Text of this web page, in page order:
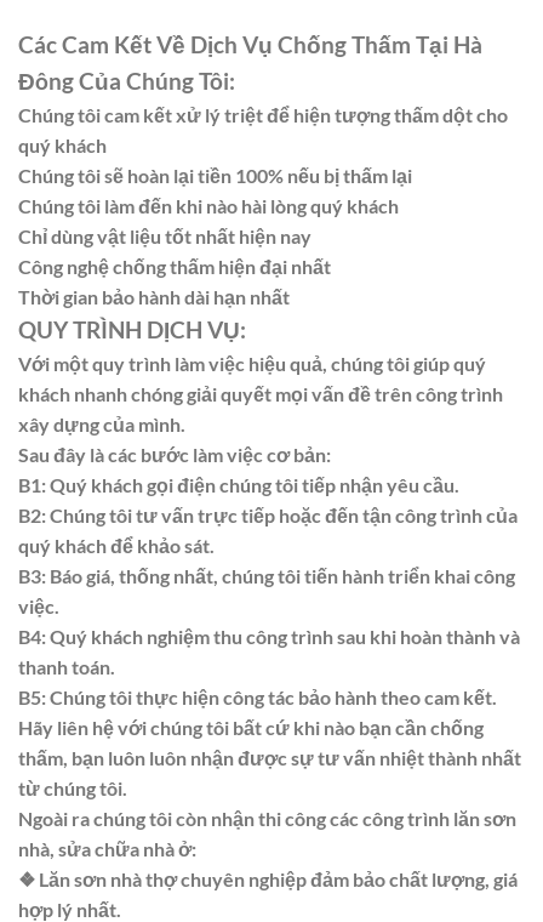
Các Cam Kết Về Dịch Vụ Chống Thấm Tại Hà
Đông Của Chúng Tôi:
Chúng tôi cam kết xử lý triệt để hiện tượng thấm dột cho
quý khách
Chúng tôi sẽ hoàn lại tiền 100% nếu bị thấm lại
Chúng tôi làm đến khi nào hài lòng quý khách
Chỉ dùng vật liệu tốt nhất hiện nay
Công nghệ chống thấm hiện đại nhất
Thời gian bảo hành dài hạn nhất
QUY TRÌNH DỊCH VỤ:
Với một quy trình làm việc hiệu quả, chúng tôi giúp quý
khách nhanh chóng giải quyết mọi vấn đề trên công trình
xây dựng của mình.
Sau đây là các bước làm việc cơ bản:
B1: Quý khách gọi điện chúng tôi tiếp nhận yêu cầu.
B2: Chúng tôi tư vấn trực tiếp hoặc đến tận công trình của
quý khách để khảo sát.
B3: Báo giá, thống nhất, chúng tôi tiến hành triển khai công
việc.
B4: Quý khách nghiệm thu công trình sau khi hoàn thành và
thanh toán.
B5: Chúng tôi thực hiện công tác bảo hành theo cam kết.
Hãy liên hệ với chúng tôi bất cứ khi nào bạn cần chống
thấm, bạn luôn luôn nhận được sự tư vấn nhiệt thành nhất
từ chúng tôi.
Ngoài ra chúng tôi còn nhận thi công các công trình lăn sơn
nhà, sửa chữa nhà ở:
❖ Lăn sơn nhà thợ chuyên nghiệp đảm bảo chất lượng, giá
hợp lý nhất.